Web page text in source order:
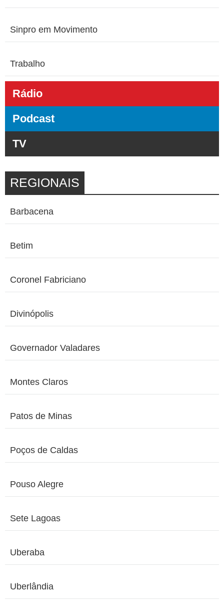
Sinpro em Movimento
Trabalho
Rádio
Podcast
TV
REGIONAIS
Barbacena
Betim
Coronel Fabriciano
Divinópolis
Governador Valadares
Montes Claros
Patos de Minas
Poços de Caldas
Pouso Alegre
Sete Lagoas
Uberaba
Uberlândia